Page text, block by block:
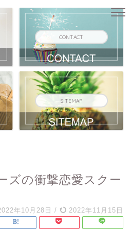
CONTACT
SITEMAP
ズの衝撃恋愛スクー
年10月28日 / 2022年11月15日